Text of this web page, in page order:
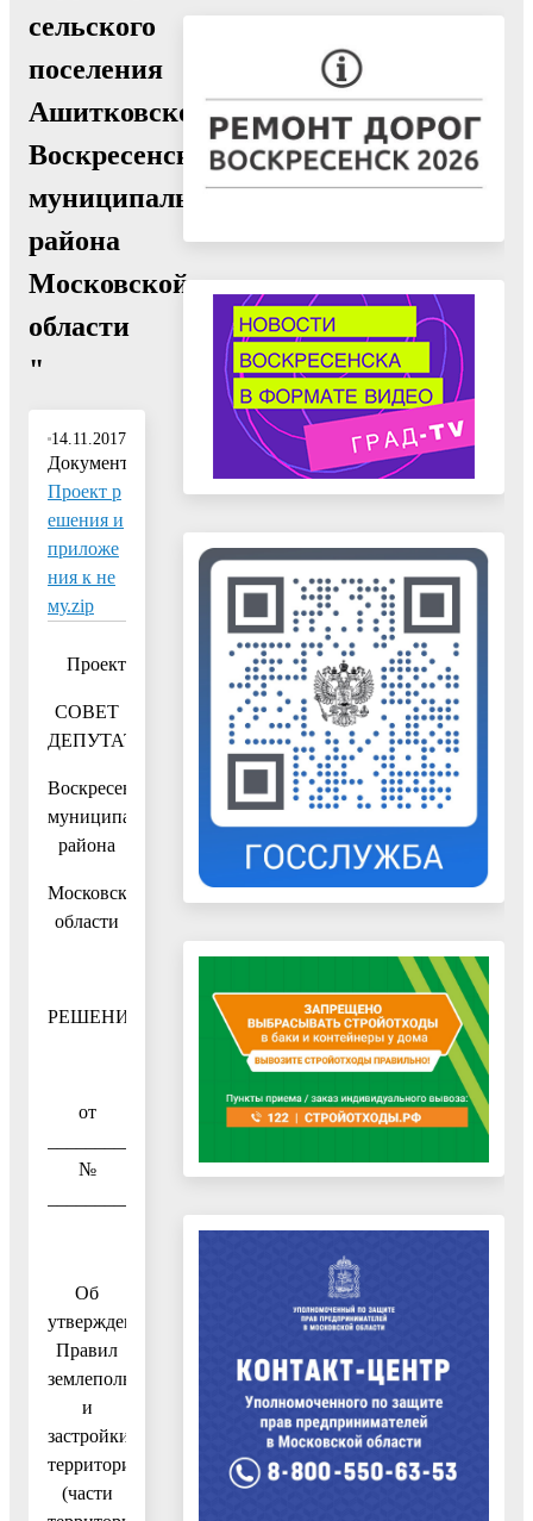
сельского
поселения
Ашитковское
Воскресенского
муниципального
района
Московской
области
"
14.11.2017
Документ:
Проект р
ешения и
приложе
ния к не
му.zip
Проект
СОВЕТ
ДЕПУТАТОВ
Воскресенского
муниципального
района
Московской
области
РЕШЕНИЕ
от
№
Об
утверждении
Правил
землепользования
и
застройки
территории
(части